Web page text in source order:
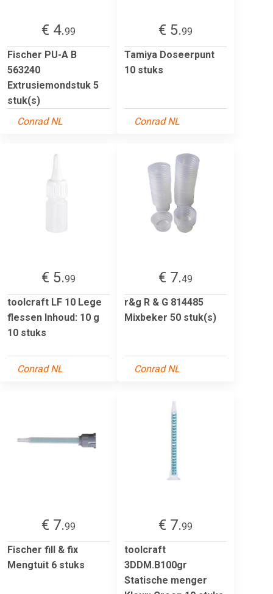
€ 4.99
Fischer PU-A B
563240
Extrusiemondstuk 5
stuk(s)
Conrad NL
€ 5.99
Tamiya Doseerpunt
10 stuks
Conrad NL
€ 5.99
toolcraft LF 10 Lege
flessen Inhoud: 10 g
10 stuks
Conrad NL
€ 7.49
r&g R & G 814485
Mixbeker 50 stuk(s)
Conrad NL
€ 7.99
Fischer fill & fix
Mengtuit 6 stuks
€ 7.99
toolcraft
3DDM.B100gr
Statische menger